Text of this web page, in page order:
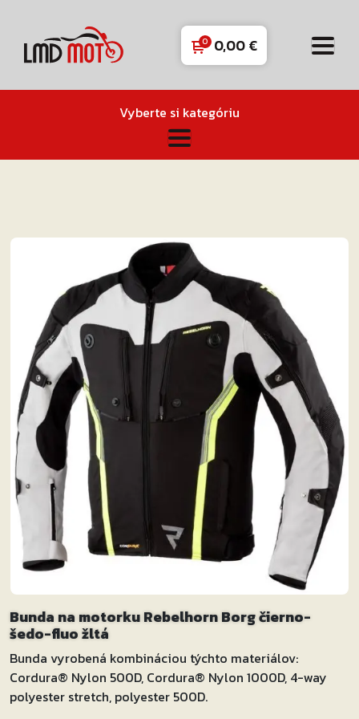
0,00€
Vyberte si kategóriu
Bunda na motorku Rebelhorn Borg čierno-
šedo-fluo žltá
Bunda vyrobená kombináciou týchto materiálov:
Cordura® Nylon 500D, Cordura® Nylon 1000D, 4-way
polyester stretch, polyester 500D.